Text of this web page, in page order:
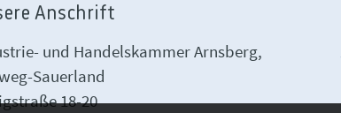
Anschrift
und Handelskammer Arnsberg,
Sauerland
18-20